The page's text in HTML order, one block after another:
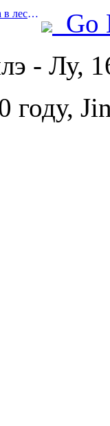
Prev:Туристический поезд 'Встреча в лесу Хулунбуир - Экспресс Дасинганлин - Поезд 'Звездный свет' - Путешествие в Тяньи' совершает свой первый рейс.
Go
- Лу,
году,